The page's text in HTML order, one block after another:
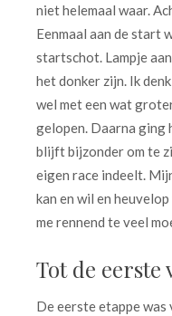
niet helemaal waar.
Eenmaal aan de start
startschot. Lampje
het donker zijn. Ik
wel met een wat
gelopen. Daarna ging
blijft bijzonder om te
eigen race indeelt.
kan en wil en
me rennend te veel
Tot de
De eerste etappe